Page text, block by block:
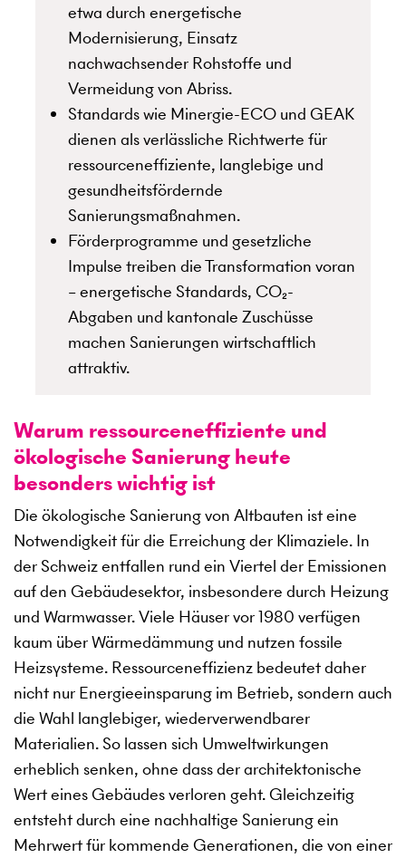
etwa durch energetische
Modernisierung, Einsatz
nachwachsender Rohstoffe und
Vermeidung von Abriss.
Standards wie Minergie-ECO und GEAK
dienen als verlässliche Richtwerte für
ressourceneffiziente, langlebige und
gesundheitsfördernde
Sanierungsmaßnahmen.
Förderprogramme und gesetzliche
Impulse treiben die Transformation voran
– energetische Standards, CO₂-
Abgaben und kantonale Zuschüsse
machen Sanierungen wirtschaftlich
attraktiv.
Warum ressourceneffiziente und
ökologische Sanierung heute
besonders wichtig ist
Die ökologische Sanierung von Altbauten ist eine
Notwendigkeit für die Erreichung der Klimaziele. In
der Schweiz entfallen rund ein Viertel der Emissionen
auf den Gebäudesektor, insbesondere durch Heizung
und Warmwasser. Viele Häuser vor 1980 verfügen
kaum über Wärmedämmung und nutzen fossile
Heizsysteme. Ressourceneffizienz bedeutet daher
nicht nur Energieeinsparung im Betrieb, sondern auch
die Wahl langlebiger, wiederverwendbarer
Materialien. So lassen sich Umweltwirkungen
erheblich senken, ohne dass der architektonische
Wert eines Gebäudes verloren geht. Gleichzeitig
entsteht durch eine nachhaltige Sanierung ein
Mehrwert für kommende Generationen, die von einer